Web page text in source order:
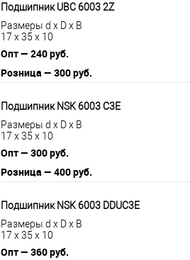
Подшипник UBC 6003 2Z
Размеры d x D x B
17 x 35 x 10
Опт — 240 руб.
Розница — 300 руб.
Подшипник NSK 6003 C3E
Размеры d x D x B
17 x 35 x 10
Опт — 300 руб.
Розница — 400 руб.
Подшипник NSK 6003 DDUC3E
Размеры d x D x B
17 x 35 x 10
Опт — 360 руб.